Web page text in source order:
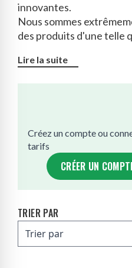
innovantes.
Nous sommes
des produits d'une telle
Lire la suite
Créez un compte ou
tarifs
CRÉER UN
TRIER PAR